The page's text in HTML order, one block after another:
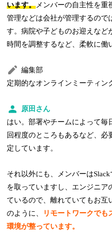
います。 メンバーの自主性を
管理などは会社が管理するので
す。病院や子どものお迎えなど
時間を調整するなど、柔軟に働
編集部
定期的なオンラインミーティン
原田さん
はい。部署やチームによって毎
回程度のところもあるなど、
定しています。
それ以外にも、メンバーは
を取っていますし、エンジニア
ているので、離れていてもお互
のように、
リモートワークでも
環境が整っています。